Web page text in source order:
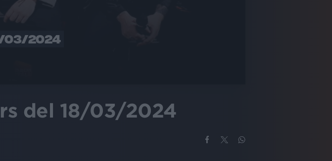
03/2024
del 18/03/2024